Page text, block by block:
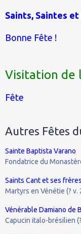
Saints, Saintes
Bonne Fête !
Visitation de
Fête
Autres Fêtes
Sainte Baptista Varano
Fondatrice du
Saints Cant et ses frères
Martyrs en Vénétie (? v.
Vénérable Damiano de
Capucin italo-brésilien